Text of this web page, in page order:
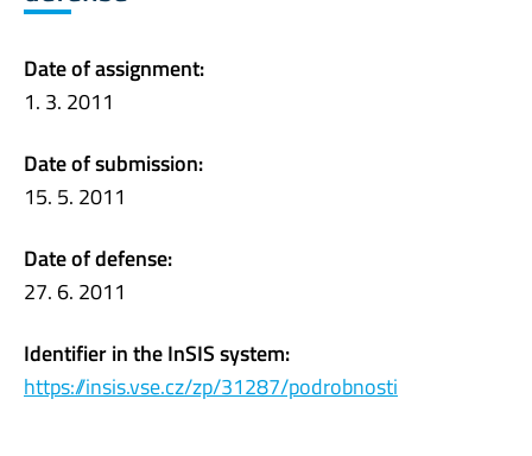
Date of assignment:
1. 3. 2011
Date of submission:
15. 5. 2011
Date of defense:
27. 6. 2011
Identifier in the InSIS system:
https://insis.vse.cz/zp/31287/podrobnosti